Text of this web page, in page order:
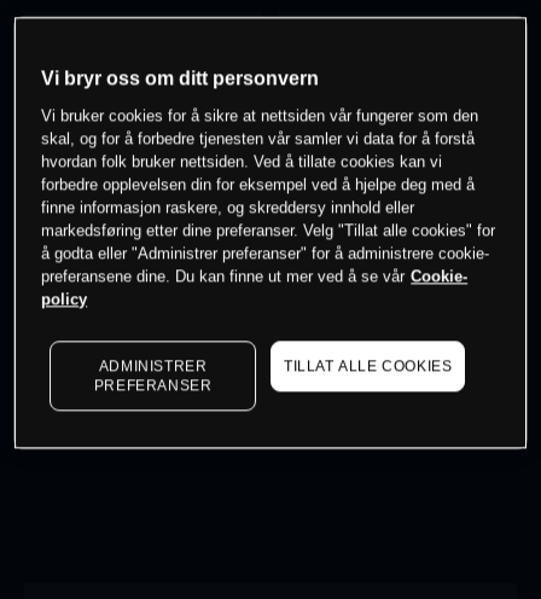
-
0% av kunder erpå dette instrumentet
Søk om konto
Log in
Vi bryr oss om ditt personvern
Vi bruker cookies for å sikre at nettsiden vår fungerer som den
skal, og for å forbedre tjenesten vår samler vi data for å forstå
hvordan folk bruker nettsiden. Ved å tillate cookies kan vi
forbedre opplevelsen din for eksempel ved å hjelpe deg med å
finne informasjon raskere, og skreddersy innhold eller
markedsføring etter dine preferanser. Velg "Tillat alle cookies" for
å godta eller "Administrer preferanser" for å administrere cookie-
preferansene dine. Du kan finne ut mer ved å se vår Cookie-
policy
ADMINISTRER
PREFERANSER
TILLAT ALLE COOKIES